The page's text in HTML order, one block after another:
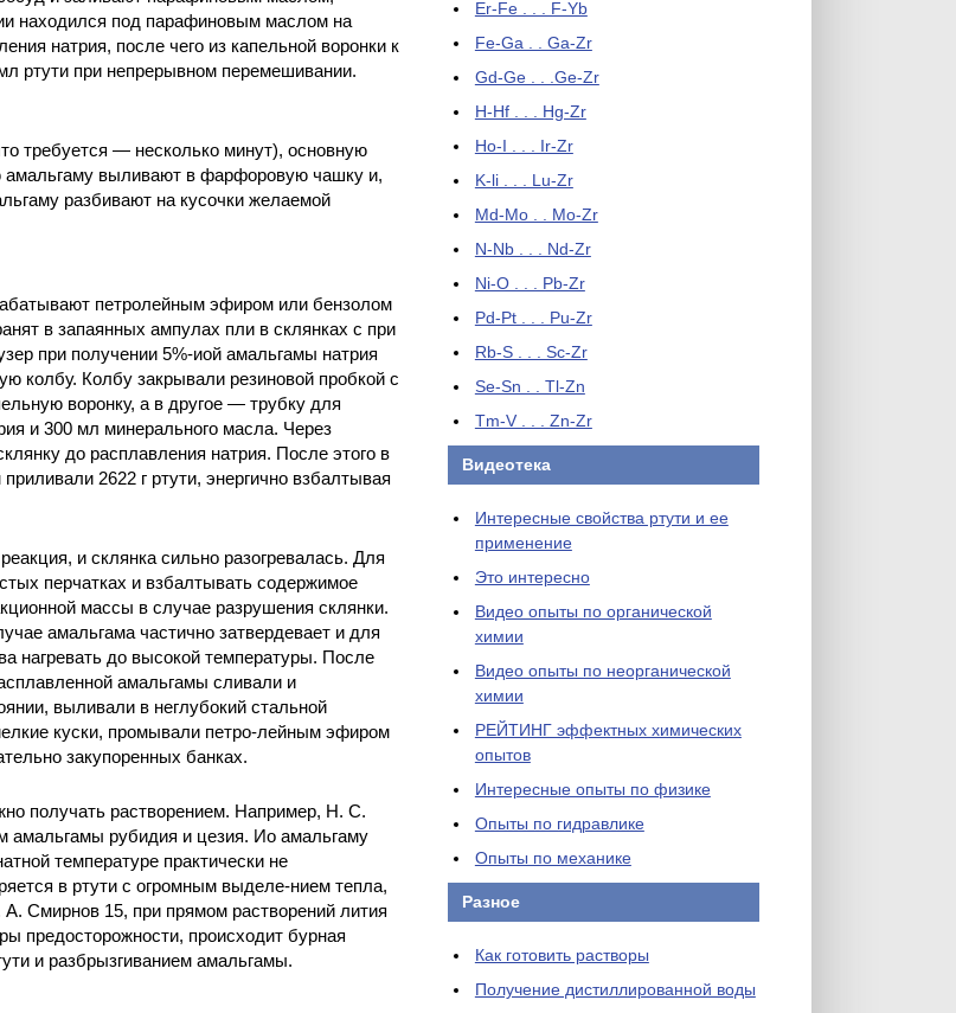
находился под парафиновым маслом на
натрия, после чего из капельной воронки к
ртути при непрерывном перемешивании.
требуется — несколько минут), основную
амальгаму выливают в фарфоровую чашку и,
разбивают на кусочки желаемой
петролейным эфиром или бензолом
в запаянных ампулах пли в склянках с при
при получении 5%-иой амальгамы натрия
колбу. Колбу закрывали резиновой пробкой с
воронку, а в другое — трубку для
и 300 мл минерального масла. Через
до расплавления натрия. После этого в
2622 г ртути, энергично взбалтывая
и склянка сильно разогревалась. Для
перчатках и взбалтывать содержимое
массы в случае разрушения склянки.
амальгама частично затвердевает и для
нагревать до высокой температуры. После
амальгамы сливали и
выливали в неглубокий стальной
куски, промывали петро-лейным эфиром
закупоренных банках.
получать растворением. Например, Н. С.
амальгамы рубидия и цезия. Ио амальгаму
температуре практически не
в ртути с огромным выделе-нием тепла,
Смирнов 15, при прямом растворений лития
предосторожности, происходит бурная
и разбрызгиванием амальгамы.
Er-Fe . . . F-Yb
Fe-Ga . . Ga-Zr
Gd-Ge . . .Ge-Zr
H-Hf . . . Hg-Zr
Ho-I . . . Ir-Zr
K-li . . . Lu-Zr
Md-Mo . . Mo-Zr
N-Nb . . . Nd-Zr
Ni-O . . . Pb-Zr
Pd-Pt . . . Pu-Zr
Rb-S . . . Sc-Zr
Se-Sn . . Tl-Zn
Tm-V . . . Zn-Zr
Видеотека
Интересные свойства ртути и ее
применение
Это интересно
Видео опыты по органической
химии
Видео опыты по неорганической
химии
РЕЙТИНГ эффектных химических
опытов
Интересные опыты по физике
Опыты по гидравлике
Опыты по механике
Разное
Как готовить растворы
Получение дистиллированной воды